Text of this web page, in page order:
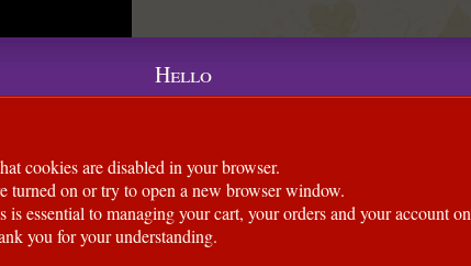
Hello
cookies are disabled in your browser.
turned on or try to open a new browser window.
is essential to managing your cart, your orders and your account on
you for your understanding.